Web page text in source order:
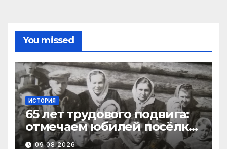
You missed
ИСТОРИЯ
65 лет трудового подвига:
отмечаем юбилей посёлка
Важский в Виноградовском
09.08.2026